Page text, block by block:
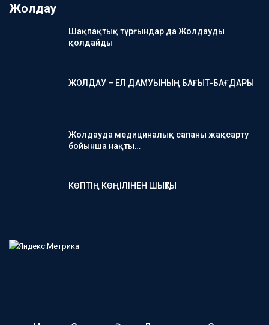
Жолдау
Шақпақтық тұрғындар да Жолдауды
қолдайды
ЖОЛДАУ – ЕЛ ДАМУЫНЫҢ БАҒЫТ-БАҒДАРЫ
Жолдауда медициналық сапаны жақсарту
бойынша нақты…
КӨПТІҢ КӨҢІЛІНЕН ШЫҚТЫ